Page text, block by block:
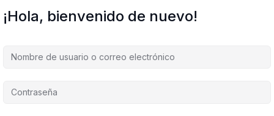
¡Hola, bienvenido de nuevo!